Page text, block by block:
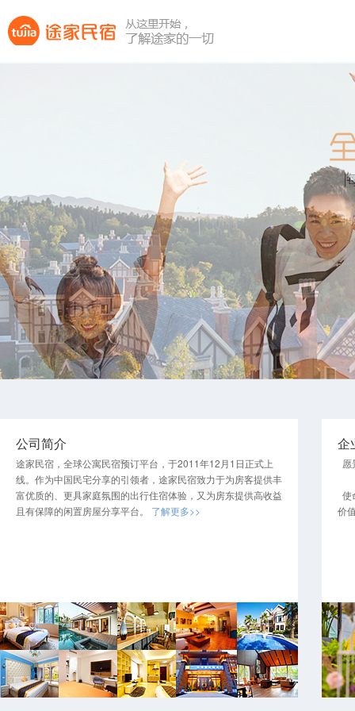
公司简介
途家民宿，全球公寓民宿预订平台，于2011年12月1日正式上
线。作为中国民宅分享的引领者，途家民宿致力于为房客提供丰
富优质的、更具家庭氛围的出行住宿体验，又为房东提供高收益
且有保障的闲置房屋分享平台。 了解更多>>
企
愿
使
价